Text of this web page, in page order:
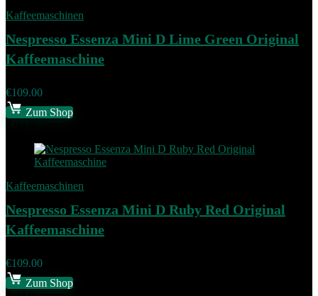
Kaffeemaschinen
Nespresso Essenza Mini D Lime Green Original
Kaffeemaschine
€109.00
Zum Shop
Kaffeemaschinen
Nespresso Essenza Mini D Ruby Red Original
Kaffeemaschine
€109.00
Zum Shop